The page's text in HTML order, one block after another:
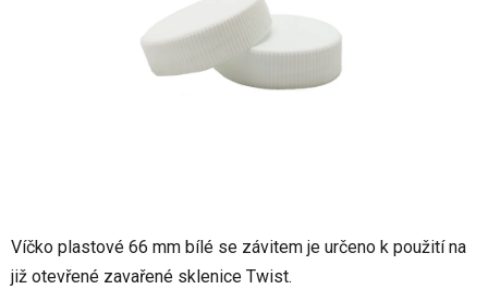
Víčko plastové 66 mm bílé se závitem je určeno k použití na
již otevřené zavařené sklenice Twist.